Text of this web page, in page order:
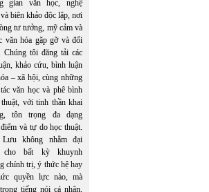
gian văn học, nghệ
biên khảo độc lập, nơi
tư tưởng, mỹ cảm và
văn hóa gặp gỡ và đối
Chúng tôi đăng tải các
khảo cứu, bình luận
– xã hội, cùng những
văn học và phê bình
thuật, với tinh thần khai
tôn trọng đa dạng
và tự do học thuật.
không nhằm đại
cho bất kỳ khuynh
chính trị, ý thức hệ hay
quyền lực nào, mà
tiếng nói cá nhân,